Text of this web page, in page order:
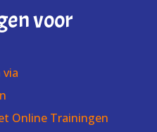
voor
via
Online Trainingen